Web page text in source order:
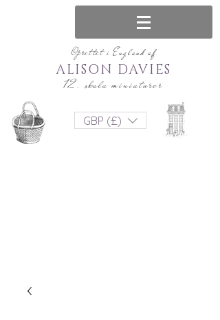
Oprettet i England af
12. skala miniaturer
ALISON DAVIES
GBP (£)